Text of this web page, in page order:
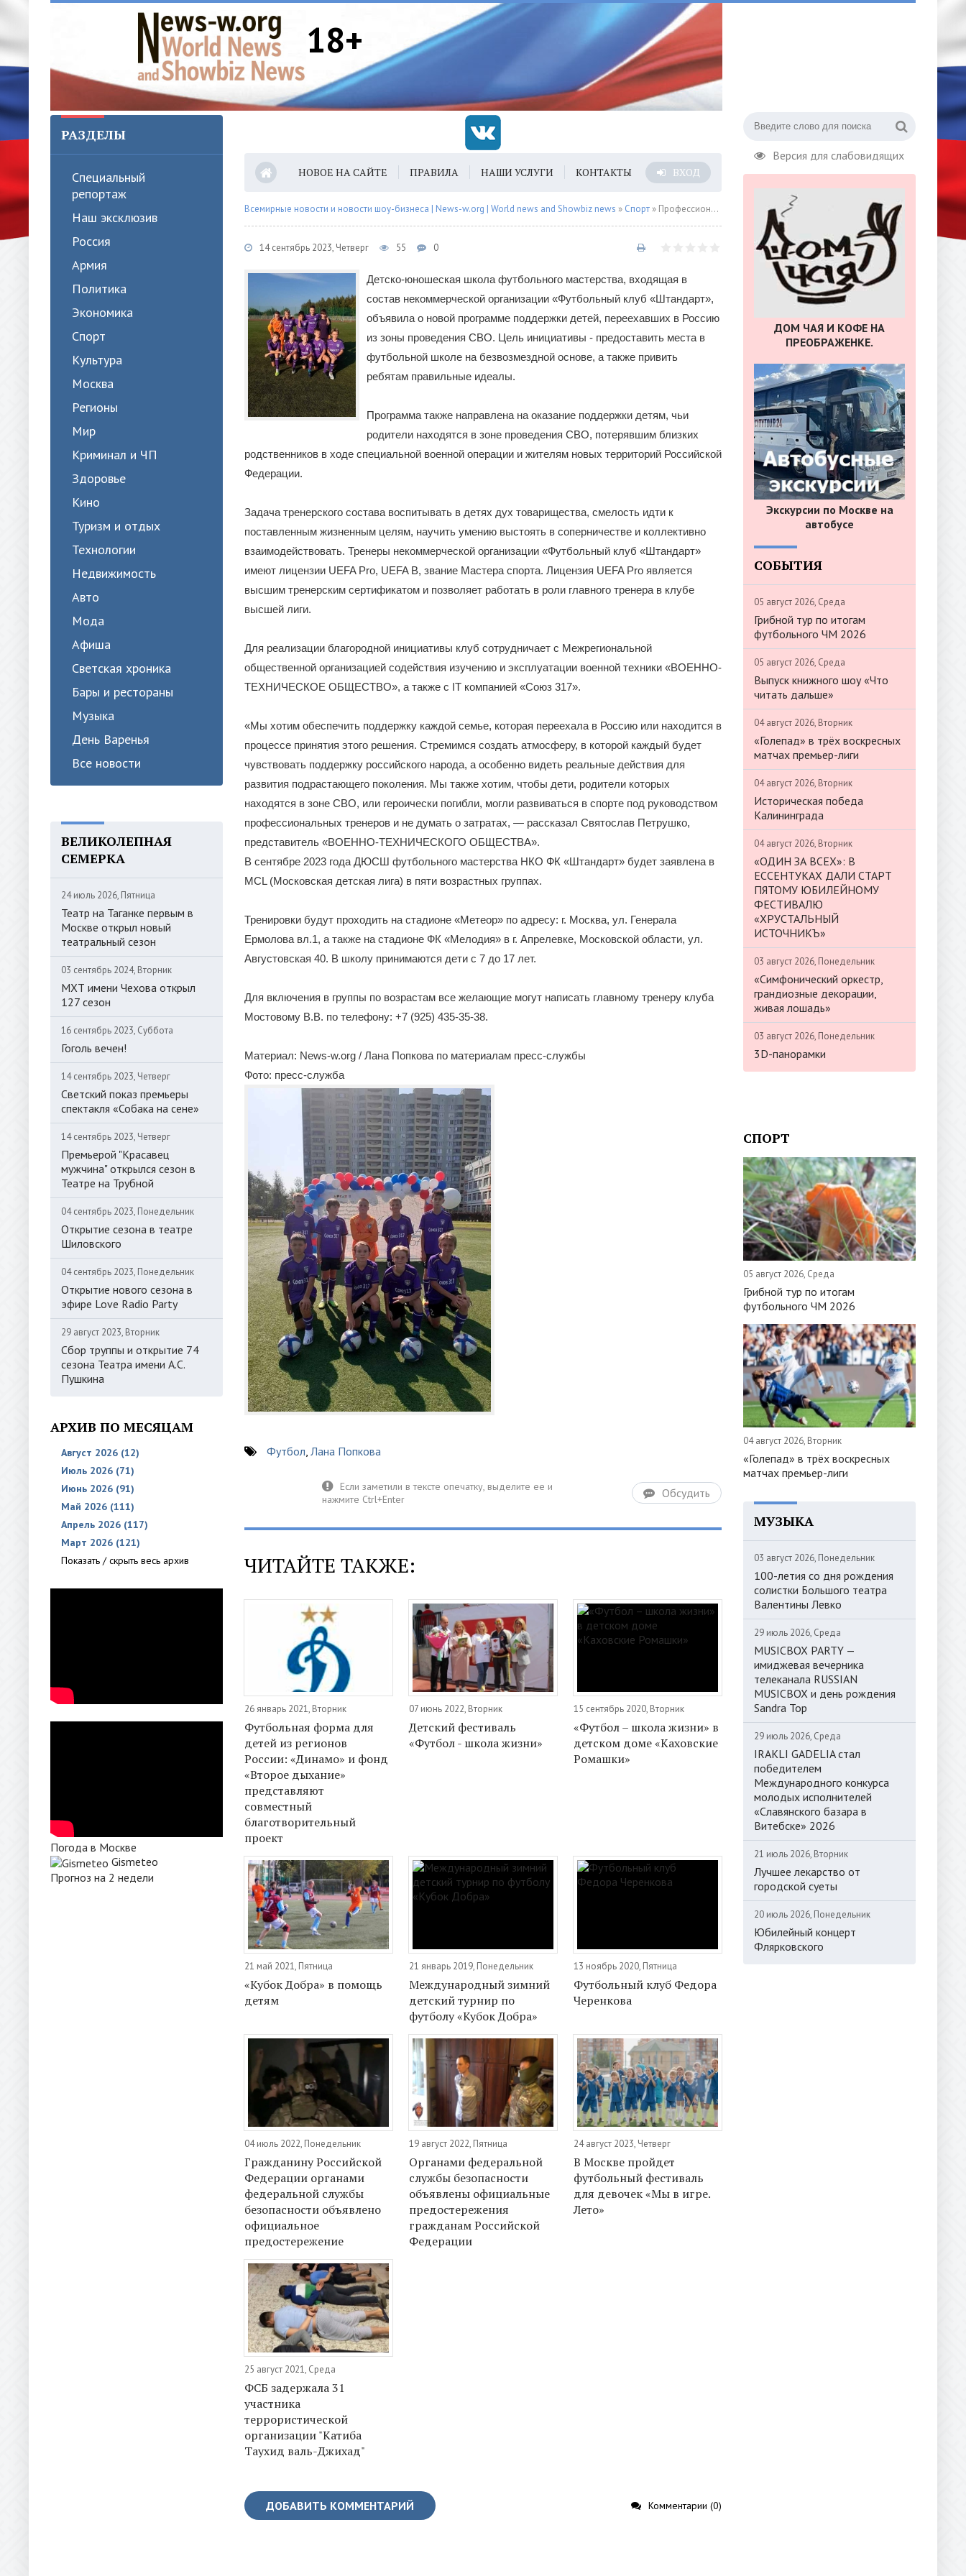
18+
Версия для слабовидящих
РАЗДЕЛЫ
Специальный
репортаж
Наш эксклюзив
Россия
Армия
Политика
Экономика
Спорт
Культура
Москва
Регионы
Мир
Криминал и ЧП
Здоровье
Кино
Туризм и отдых
Технологии
Недвижимость
Авто
Мода
Афиша
Светская хроника
Бары и рестораны
Музыка
День Варенья
Все новости
ВЕЛИКОЛЕПНАЯ
СЕМЕРКА
24 июль 2026, Пятница
Театр на Таганке первым в
Москве открыл новый
театральный сезон
03 сентябрь 2024, Вторник
МХТ имени Чехова открыл
127 сезон
16 сентябрь 2023, Суббота
Гоголь вечен!
14 сентябрь 2023, Четверг
Светский показ премьеры
спектакля «Собака на сене»
14 сентябрь 2023, Четверг
Премьерой "Красавец
мужчина" открылся сезон в
Театре на Трубной
04 сентябрь 2023, Понедельник
Открытие сезона в театре
Шиловского
04 сентябрь 2023, Понедельник
Открытие нового сезона в
эфире Love Radio Party
29 август 2023, Вторник
Сбор труппы и открытие 74
сезона Театра имени А.С.
Пушкина
АРХИВ ПО МЕСЯЦАМ
Август 2026 (12)
Июль 2026 (71)
Июнь 2026 (91)
Май 2026 (111)
Апрель 2026 (117)
Март 2026 (121)
Показать / скрыть весь архив
Погода в Москве
Gismeteo
Прогноз на 2 недели
НОВОЕ НА САЙТЕ ПРАВИЛА НАШИ УСЛУГИ КОНТАКТЫ ВХОД
Всемирные новости и новости шоу-бизнеса | News-w.org | World news and Showbiz news » Спорт » Профессиональные футболисты бесплатно обучат детей, переехавших в Россию из зоны проведения СВО
14 сентябрь 2023, Четверг 55 0
Детско-юношеская школа футбольного мастерства, входящая в
состав некоммерческой организации «Футбольный клуб «Штандарт»,
объявила о новой программе поддержки детей, переехавших в Россию
из зоны проведения СВО. Цель инициативы - предоставить места в
футбольной школе на безвозмездной основе, а также привить
ребятам правильные идеалы.
Программа также направлена на оказание поддержки детям, чьи
родители находятся в зоне проведения СВО, потерявшим близких
родственников в ходе специальной военной операции и жителям новых территорий Российской
Федерации.
Задача тренерского состава воспитывать в детях дух товарищества, смелость идти к
поставленным жизненным целям, научить умению выстоять в соперничестве и коллективно
взаимодействовать. Тренеры некоммерческой организации «Футбольный клуб «Штандарт»
имеют лицензии UEFA Pro, UEFA B, звание Мастера спорта. Лицензия UEFA Pro является
высшим тренерским сертификатом и позволяет работать в роли главного тренера в клубе
высшей лиги.
Для реализации благородной инициативы клуб сотрудничает с Межрегиональной
общественной организацией содействия изучению и эксплуатации военной техники «ВОЕННО-
ТЕХНИЧЕСКОЕ ОБЩЕСТВО», а также с IT компанией «Союз 317».
«Мы хотим обеспечить поддержку каждой семье, которая переехала в Россию или находится в
процессе принятия этого решения. Стремимся создать атмосферу, в которой каждый будет
чувствовать поддержку российского народа, а особенно видеть реальные действия для
развития подрастающего поколения. Мы также хотим, чтобы дети, родители которых
находятся в зоне СВО, или героически погибли, могли развиваться в спорте под руководством
профессиональных тренеров и не думать о затратах, — рассказал Святослав Петрушко,
представитель «ВОЕННО-ТЕХНИЧЕСКОГО ОБЩЕСТВА».
В сентябре 2023 года ДЮСШ футбольного мастерства НКО ФК «Штандарт» будет заявлена в
MCL (Московская детская лига) в пяти возрастных группах.
Тренировки будут проходить на стадионе «Метеор» по адресу: г. Москва, ул. Генерала
Ермолова вл.1, а также на стадионе ФК «Мелодия» в г. Апрелевке, Московской области, ул.
Августовская 40. В школу принимаются дети с 7 до 17 лет.
Для включения в группы по возрастам все желающие могут написать главному тренеру клуба
Мостовому В.В. по телефону: +7 (925) 435-35-38.
Материал: News-w.org / Лана Попкова по материалам пресс-службы
Фото: пресс-служба
Футбол, Лана Попкова
Обсудить
ЧИТАЙТЕ ТАКЖЕ:
26 январь 2021, Вторник
Футбольная форма для
детей из регионов
России: «Динамо» и фонд
«Второе дыхание»
представляют
совместный
благотворительный
проект
07 июнь 2022, Вторник
Детский фестиваль
«Футбол - школа жизни»
15 сентябрь 2020, Вторник
«Футбол – школа жизни» в
детском доме «Каховские
Ромашки»
21 май 2021, Пятница
«Кубок Добра» в помощь
детям
21 январь 2019, Понедельник
Международный зимний
детский турнир по
футболу «Кубок Добра»
13 ноябрь 2020, Пятница
Футбольный клуб Федора
Черенкова
04 июль 2022, Понедельник
Гражданину Российской
Федерации органами
федеральной службы
безопасности объявлено
официальное
предостережение
19 август 2022, Пятница
Органами федеральной
службы безопасности
объявлены официальные
предостережения
гражданам Российской
Федерации
24 август 2023, Четверг
В Москве пройдет
футбольный фестиваль
для девочек «Мы в игре.
Лето»
25 август 2021, Среда
ФСБ задержала 31
участника
террористической
организации "Катиба
Таухид валь-Джихад"
ДОБАВИТЬ КОММЕНТАРИЙ Комментарии (0)
ДОМ ЧАЯ И КОФЕ НА
ПРЕОБРАЖЕНКЕ.
Экскурсии по Москве на
автобусе
СОБЫТИЯ
05 август 2026, Среда
Грибной тур по итогам
футбольного ЧМ 2026
05 август 2026, Среда
Выпуск книжного шоу «Что
читать дальше»
04 август 2026, Вторник
«Голепад» в трёх воскресных
матчах премьер-лиги
04 август 2026, Вторник
Историческая победа
Калининграда
04 август 2026, Вторник
«ОДИН ЗА ВСЕХ»: В
ЕССЕНТУКАХ ДАЛИ СТАРТ
ПЯТОМУ ЮБИЛЕЙНОМУ
ФЕСТИВАЛЮ
«ХРУСТАЛЬНЫЙ
ИСТОЧНИКЪ»
03 август 2026, Понедельник
«Симфонический оркестр,
грандиозные декорации,
живая лошадь»
03 август 2026, Понедельник
3D-панорамки
СПОРТ
05 август 2026, Среда
Грибной тур по итогам
футбольного ЧМ 2026
04 август 2026, Вторник
«Голепад» в трёх воскресных
матчах премьер-лиги
МУЗЫКА
03 август 2026, Понедельник
100-летия со дня рождения
солистки Большого театра
Валентины Левко
29 июль 2026, Среда
MUSICBOX PARTY —
имиджевая вечерника
телеканала RUSSIAN
MUSICBOX и день рождения
Sandra Top
29 июль 2026, Среда
IRAKLI GADELIA стал
победителем
Международного конкурса
молодых исполнителей
«Славянского базара в
Витебске» 2026
21 июль 2026, Вторник
Лучшее лекарство от
городской суеты
20 июль 2026, Понедельник
Юбилейный концерт
Флярковского